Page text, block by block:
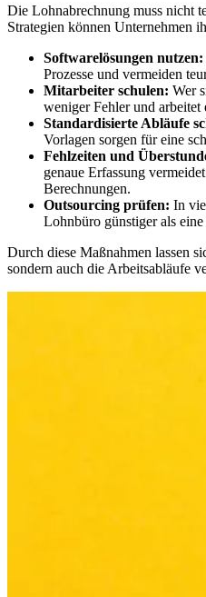
Die Lohnabrechnung muss nicht
Strategien können Unternehmen
Softwarelösungen nutzen:
Prozesse und vermeiden
Mitarbeiter schulen: Wer
weniger Fehler und arbeitet
Standardisierte Abläufe
Vorlagen sorgen für eine
Fehlzeiten und
genaue Erfassung
Berechnungen.
Outsourcing prüfen: In
Lohnbüro günstiger als
Durch diese Maßnahmen lassen
sondern auch die Arbeitsabläufe